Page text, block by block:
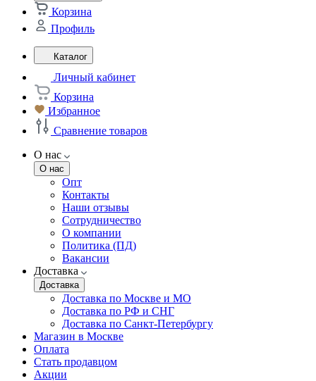
Корзина
Профиль
Каталог
Личный кабинет
Корзина
Избранное
Сравнение товаров
О нас
О нас
Опт
Контакты
Наши отзывы
Сотрудничество
О компании
Политика (ПД)
Вакансии
Доставка
Доставка
Доставка по Москве и МО
Доставка по РФ и СНГ
Доставка по Санкт-Петербургу
Магазин в Москве
Оплата
Стать продавцом
Акции